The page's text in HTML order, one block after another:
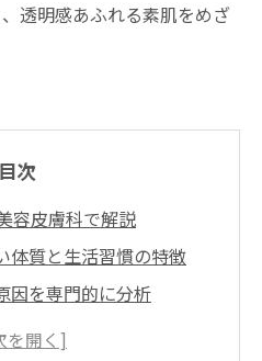
透明感あふれる素肌をめざ
目次
容皮膚科で解説
体質と生活習慣の特徴
因を専門的に分析
因になる仕組みとは